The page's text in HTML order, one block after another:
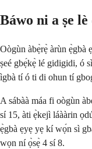
Báwo ni a ṣe
Oògùn àbẹ̀rẹ̀ àrùn ẹ̀gbà
ṣeé gbẹ́kẹ̀ lé gidigidi, ó
ìgbà tí ó ti di ohun tí
A sábàà máa fi oògùn
sí 15, àti ẹ̀kejì láààrin
ẹ̀gbà ẹyẹ yẹ kí wọ́n sì
wọn ní ọ̀sẹ̀ 4 sí 8.